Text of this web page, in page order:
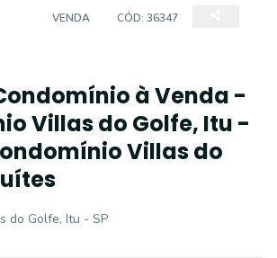
VENDA CÓD: 36347
à Venda -
Villas do Golfe, Itu -
Villas do
do Golfe, Itu - SP